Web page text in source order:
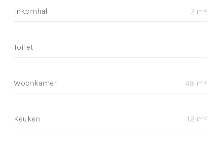
Inkomhal 7 m²
Toilet
Woonkamer 48 m²
Keuken 12 m²